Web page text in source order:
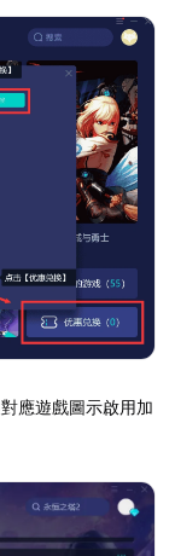
應遊戲圖示啟用加